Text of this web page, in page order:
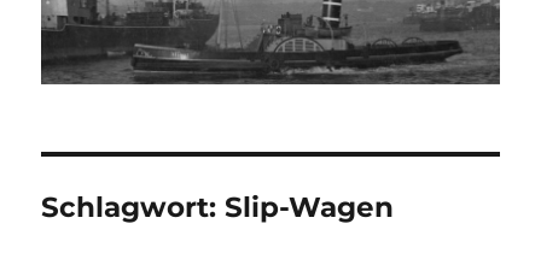
Schlagwort:Slip-Wagen